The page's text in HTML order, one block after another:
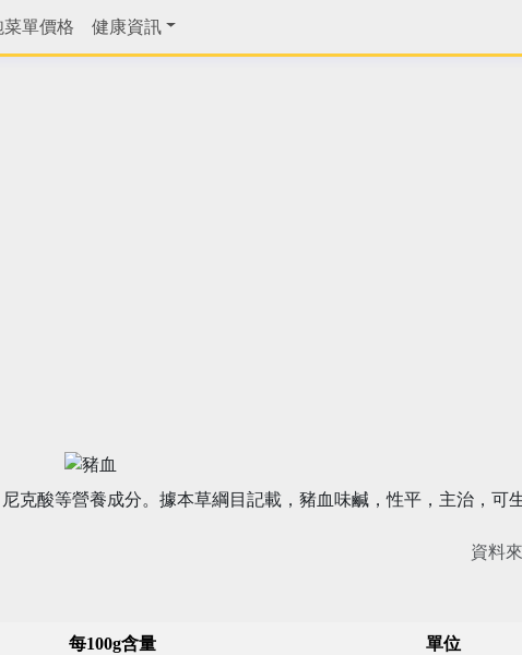
單價格 健康資訊
克酸等營養成分。據本草綱目記載，豬血味鹹，性平，主治，可
資料
每100g含量 單位